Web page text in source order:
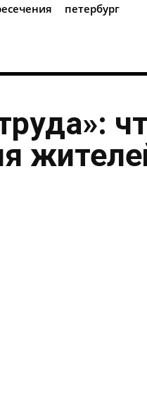
петербург